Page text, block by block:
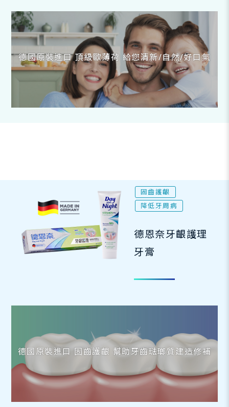
德國原裝進口 頂級歐薄荷 給您清新/自然/好口氣
德國原裝進口 固齒護齦 幫助牙齒琺瑯質建造修補
固齒護齦
降低牙周病
德恩奈牙齦護理
牙膏